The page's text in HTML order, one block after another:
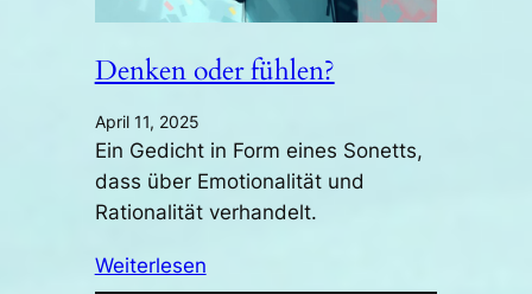
Denken oder fühlen?
April 11, 2025
Ein Gedicht in Form eines Sonetts,
dass über Emotionalität und
Rationalität verhandelt.
Weiterlesen